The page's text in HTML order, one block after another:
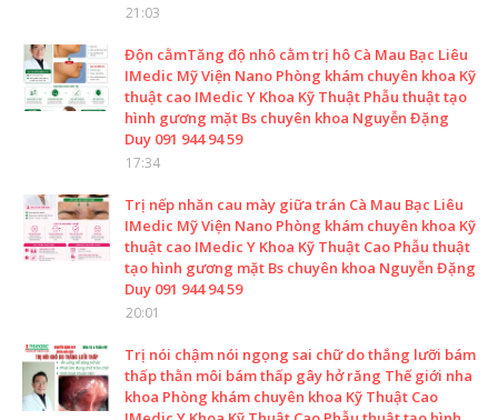
21:03
Độn cằmTăng độ nhô cằm trị hô Cà Mau Bạc Liêu
IMedic Mỹ Viện Nano Phòng khám chuyên khoa Kỹ
thuật cao IMedic Y Khoa Kỹ Thuật Phẫu thuật tạo
hình gương mặt Bs chuyên khoa Nguyễn Đặng
Duy 091 944 94 59
17:34
Trị nếp nhăn cau mày giữa trán Cà Mau Bạc Liêu
IMedic Mỹ Viện Nano Phòng khám chuyên khoa Kỹ
thuật cao IMedic Y Khoa Kỹ Thuật Cao Phẫu thuật
tạo hình gương mặt Bs chuyên khoa Nguyễn Đặng
Duy 091 944 94 59
20:01
Trị nói chậm nói ngọng sai chữ do thắng lưỡi bám
thấp thằn môi bám thấp gây hở răng Thế giới nha
khoa Phòng khám chuyên khoa Kỹ Thuật Cao